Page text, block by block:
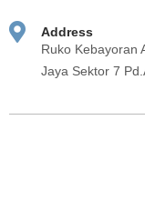
Address
Ruko Kebayoran
Jaya Sektor 7